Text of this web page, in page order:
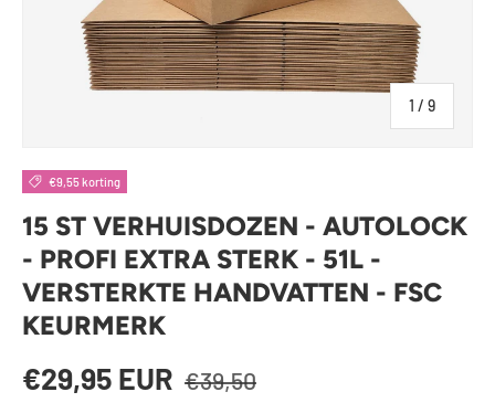
1 / van
9
€9,55 korting
15 ST VERHUISDOZEN - AUTOLOCK
- PROFI EXTRA STERK - 51L -
VERSTERKTE HANDVATTEN - FSC
KEURMERK
Verkoopprijs
€29,95 EUR Reguliere prijs
€39,50